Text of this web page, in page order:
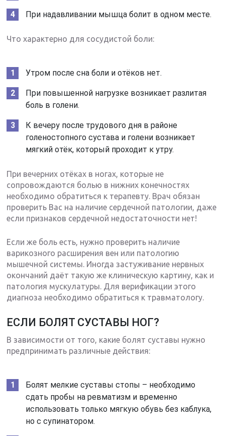
При надавливании мышца болит в одном месте.
Что характерно для сосудистой боли:
Утром после сна боли и отёков нет.
При повышенной нагрузке возникает разлитая
боль в голени.
К вечеру после трудового дня в районе
голеностопного сустава и голени возникает
мягкий отёк, который проходит к утру.
При вечерних отёках в ногах, которые не
сопровождаются болью в нижних конечностях
необходимо обратиться к терапевту. Врач обязан
проверить Вас на наличие сердечной патологии, даже
если признаков сердечной недостаточности нет!
Если же боль есть, нужно проверить наличие
варикозного расширения вен или патологию
мышечной системы. Иногда застуживание нервных
окончаний даёт такую же клиническую картину, как и
патология мускулатуры. Для верификации этого
диагноза необходимо обратиться к травматологу.
ЕСЛИ БОЛЯТ СУСТАВЫ НОГ?
В зависимости от того, какие болят суставы нужно
предпринимать различные действия:
Болят мелкие суставы стопы – необходимо
сдать пробы на ревматизм и временно
использовать только мягкую обувь без каблука,
но с супинатором.